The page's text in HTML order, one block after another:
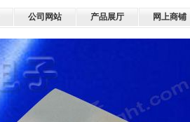
公司网站 产品展厅 网上商铺